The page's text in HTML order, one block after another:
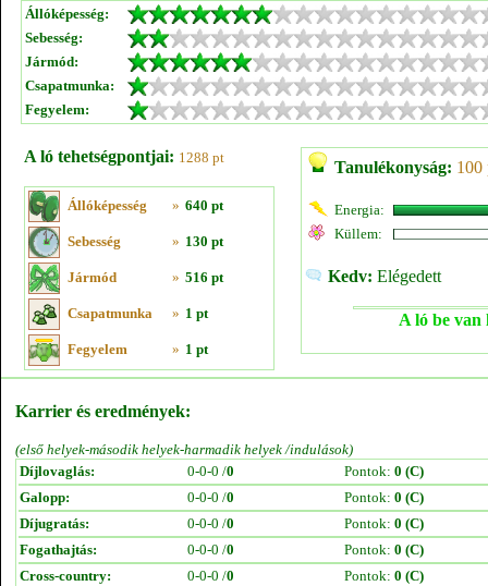
Állóképesség:
Sebesség:
Jármód:
Csapatmunka:
Fegyelem:
A ló tehetségpontjai: 1288 pt
Állóképesség » 640 pt
Sebesség » 130 pt
Jármód » 516 pt
Csapatmunka » 1 pt
Fegyelem » 1 pt
Tanulékonyság: 100
Energia:
Küllem:
Kedv: Elégedett
A ló be van
Karrier és eredmények:
(első helyek-második helyek-harmadik helyek /indulások)
Díjlovaglás:
0-0-0 /0 Pontok: 0 (C)
Galopp:
0-0-0 /0 Pontok: 0 (C)
Díjugratás:
0-0-0 /0 Pontok: 0 (C)
Fogathajtás:
0-0-0 /0 Pontok: 0 (C)
Cross-country:
0-0-0 /0 Pontok: 0 (C)